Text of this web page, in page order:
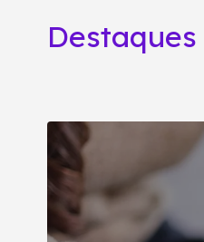
Destaques